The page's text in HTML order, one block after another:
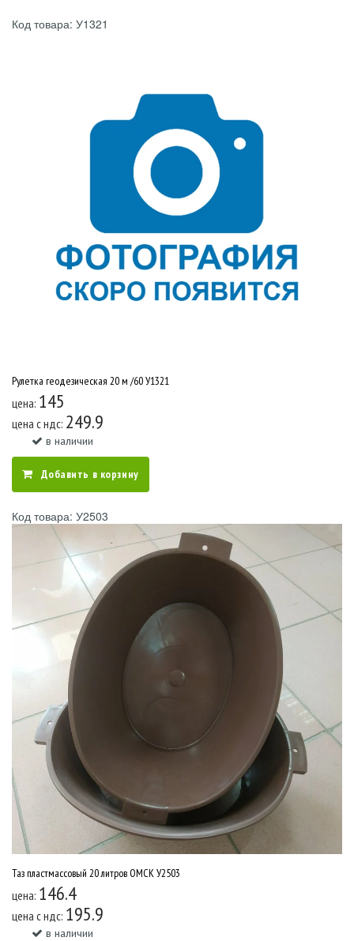
Код товара: У1321
Рулетка геодезическая 20 м /60 У1321
цена: 145
цена c ндс: 249.9
в наличии
Добавить в корзину
Код товара: У2503
Таз пластмассовый 20 литров ОМСК У2503
цена: 146.4
цена c ндс: 195.9
в наличии